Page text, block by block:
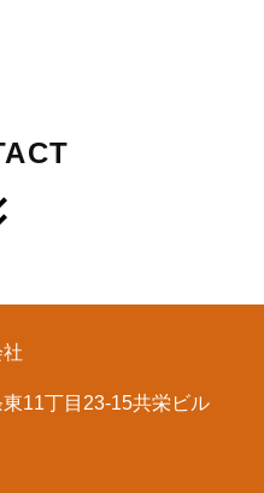
11丁目23-15共栄ビル